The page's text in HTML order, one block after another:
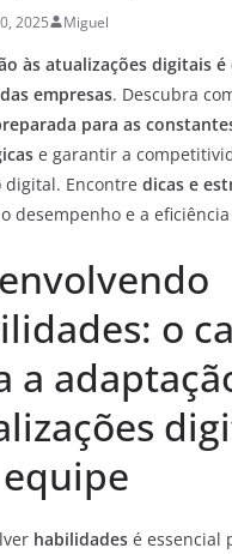
2025 Miguel
às atualizações digitais é
empresas. Descubra
para as
e garantir a
digital. Encontre dicas e
desempenho e a
o
a
habilidades é essencial